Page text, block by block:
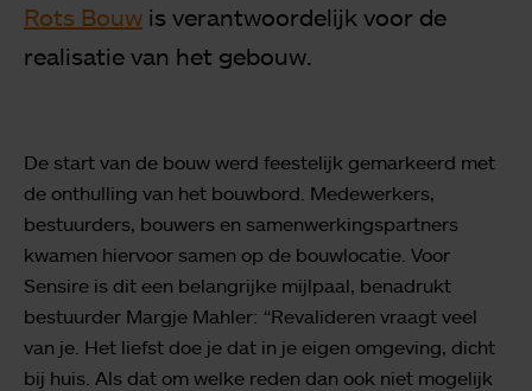
Rots Bouw is verantwoordelijk voor de
realisatie van het gebouw.
De start van de bouw werd feestelijk gemarkeerd met
de onthulling van het bouwbord. Medewerkers,
bestuurders, bouwers en samenwerkingspartners
kwamen hiervoor samen op de bouwlocatie. Voor
Sensire is dit een belangrijke mijlpaal, benadrukt
bestuurder Margje Mahler: “Revalideren vraagt veel
van je. Het liefst doe je dat in je eigen omgeving, dicht
bij huis. Als dat om welke reden dan ook niet mogelijk